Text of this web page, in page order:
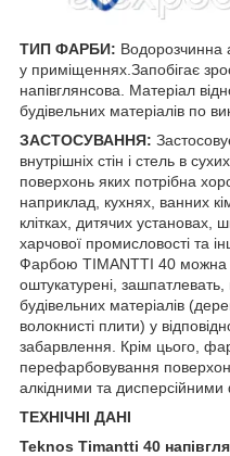
ТИП ФАРБИ: Водорозчинна
у приміщеннях.Запобігає
напівглянсова. Матеріал
будівельних матеріалів по
ЗАСТОСУВАННЯ:
внутрішніх стін і стель в
поверхонь яких потрібна
наприклад, кухнях, ванних
клітках, дитячих установах,
харчової промисловості та
Фарбою ТIMANTTI 40 можна
оштукатурені, зашпатлевать,
будівельних матеріалів
волокнисті плити) у
забарвлення. Крім цього,
перефарбовування
алкідними та
ТЕХНІЧНІ ДАНІ
Teknos Timantti 40